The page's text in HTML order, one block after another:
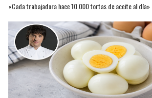
«Cada trabajadora hace 10.000 tortas de aceite al día»